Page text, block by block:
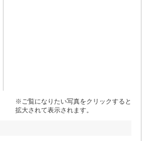
※ご覧になりたい写真をクリックすると
拡大されて表示されます。